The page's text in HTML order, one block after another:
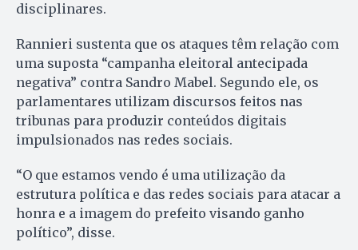
disciplinares.
Rannieri sustenta que os ataques têm relação com
uma suposta “campanha eleitoral antecipada
negativa” contra Sandro Mabel. Segundo ele, os
parlamentares utilizam discursos feitos nas
tribunas para produzir conteúdos digitais
impulsionados nas redes sociais.
“O que estamos vendo é uma utilização da
estrutura política e das redes sociais para atacar a
honra e a imagem do prefeito visando ganho
político”, disse.